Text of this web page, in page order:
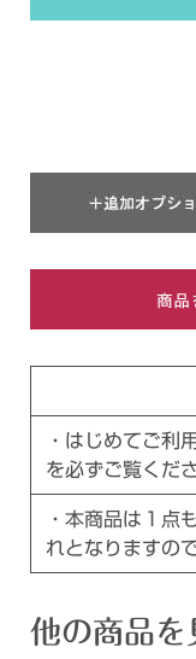
・はじめてご利
を必ずご覧くださ
・本商品は１点
れとなりますの
他の商品を